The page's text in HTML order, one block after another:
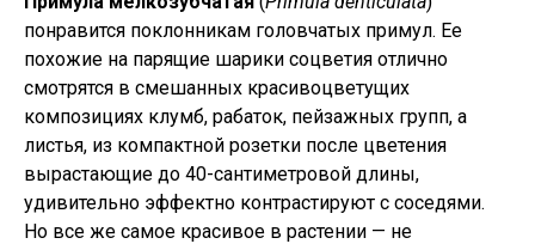
понравится поклонникам головчатых примул. Ее
похожие на парящие шарики соцветия отлично
смотрятся в смешанных красивоцветущих
композициях клумб, рабаток, пейзажных групп, а
листья, из компактной розетки после цветения
вырастающие до 40-сантиметровой длины,
удивительно эффектно контрастируют с соседями.
Но все же самое красивое в растении — не